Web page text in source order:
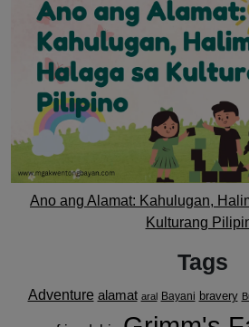
Ano ang Alamat: Kahulugan,
Kulturang
Tags
Adventure alamat aral Bayani bravery